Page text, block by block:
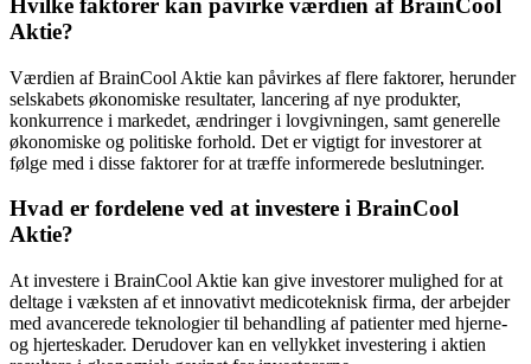
Hvilke faktorer kan påvirke værdien af BrainCool
Aktie?
Værdien af BrainCool Aktie kan påvirkes af flere faktorer, herunder
selskabets økonomiske resultater, lancering af nye produkter,
konkurrence i markedet, ændringer i lovgivningen, samt generelle
økonomiske og politiske forhold. Det er vigtigt for investorer at
følge med i disse faktorer for at træffe informerede beslutninger.
Hvad er fordelene ved at investere i BrainCool
Aktie?
At investere i BrainCool Aktie kan give investorer mulighed for at
deltage i væksten af et innovativt medicoteknisk firma, der arbejder
med avancerede teknologier til behandling af patienter med hjerne-
og hjerteskader. Derudover kan en vellykket investering i aktien